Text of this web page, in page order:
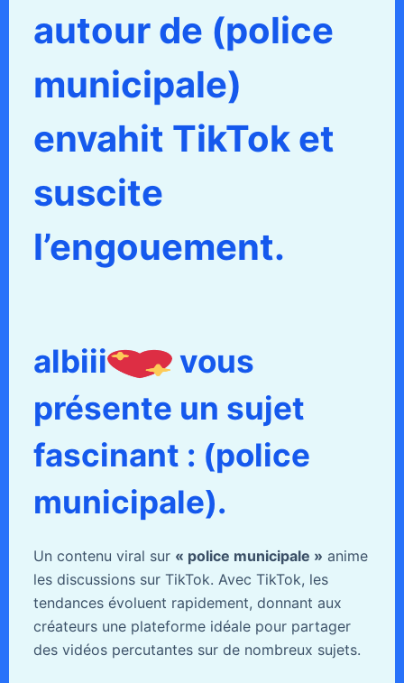
autour de (police
municipale)
envahit TikTok et
suscite
l’engouement.
albiii
vous
présente un sujet
fascinant : (police
municipale).
Un contenu viral sur « police municipale » anime
les discussions sur TikTok. Avec TikTok, les
tendances évoluent rapidement, donnant aux
créateurs une plateforme idéale pour partager
des vidéos percutantes sur de nombreux sujets.